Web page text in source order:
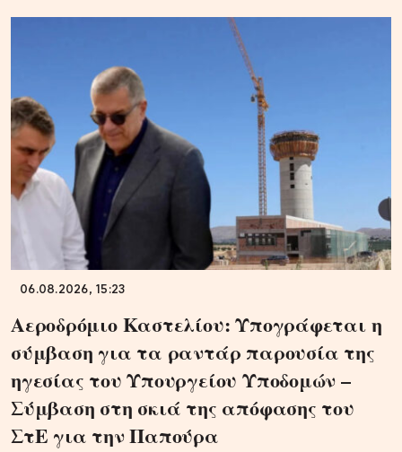
06.08.2026, 15:23
Αεροδρόμιο Καστελίου: Υπογράφεται η
σύμβαση για τα ραντάρ παρουσία της
ηγεσίας του Υπουργείου Υποδομών –
Σύμβαση στη σκιά της απόφασης του
ΣτΕ για την Παπούρα